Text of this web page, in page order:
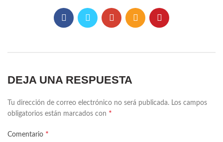
DEJA UNA RESPUESTA
Tu dirección de correo electrónico no será publicada. Los campos
obligatorios están marcados con *
Comentario *